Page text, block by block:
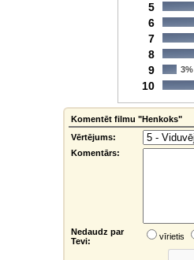
5
6
7
8
9 3%
10
Komentēt filmu "Henkoks"
Vērtējums:
Komentārs:
Nedaudz par
Tevi:
vīrietis